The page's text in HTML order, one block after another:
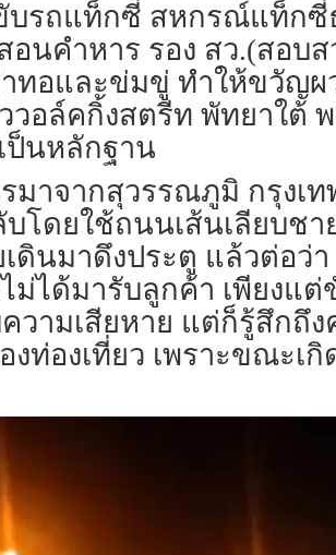
บรถแท็กซี่ สหกรณ์แท็ก
นคำหาร รอง สว.(สอบส
อและข่มขู่ ทำให้ขวัญผ
วอล์คกิ้งสตรีท พัทยาใต้
ป็นหลักฐาน
มาจากสุวรรณภูมิ กรุงเท
โดยใช้ถนนเส้นเลียบชา
ดินมาดึงประตู แล้วต่อว่
ม่ได้มารับลูกค้า เพียงแ
ามเสียหาย แต่ก็รู้สึกถึง
ท่องเที่ยว เพราะขณะเ